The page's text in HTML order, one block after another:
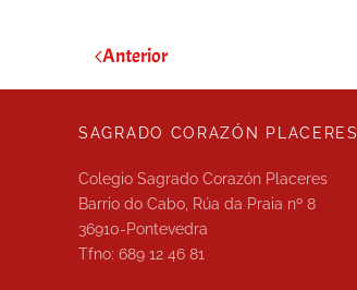
Anterior
SAGRADO CORAZÓN PLACERES
Colegio Sagrado Corazón Placeres
Barrio do Cabo, Rúa da Praia nº 8
36910-Pontevedra
Tfno: 689 12 46 81